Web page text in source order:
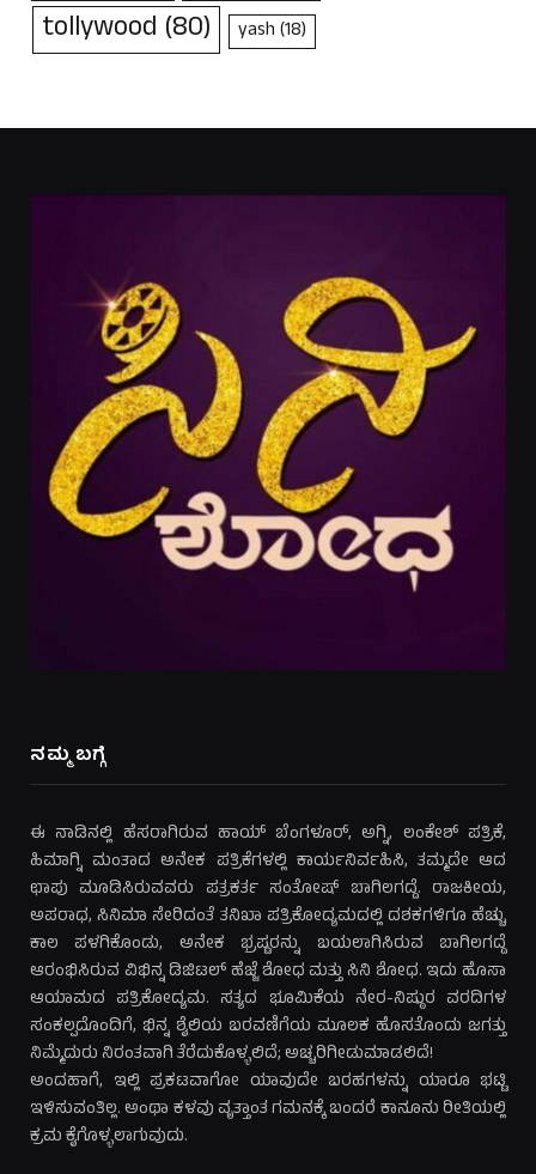
tollywood (80) yash(18)
ನಮ್ಮ ಬಗ್ಗೆ
ಈ ನಾಡಿನಲ್ಲಿ ಹೆಸರಾಗಿರುವ ಹಾಯ್ ಬೆಂಗಳೂರ್, ಅಗ್ನಿ, ಲಂಕೇಶ್ ಪತ್ರಿಕೆ,
ಹಿಮಾಗ್ನಿ ಮಂತಾದ ಅನೇಕ ಪತ್ರಿಕೆಗಳಲ್ಲಿ ಕಾರ್ಯನಿರ್ವಹಿಸಿ, ತಮ್ಮದೇ ಆದ
ಛಾಪು ಮೂಡಿಸಿರುವವರು ಪತ್ರಕರ್ತ ಸಂತೋಷ್ ಬಾಗಿಲಗದ್ದೆ. ರಾಜಕೀಯ,
ಅಪರಾಧ, ಸಿನಿಮಾ ಸೇರಿದಂತೆ ತನಿಖಾ ಪತ್ರಿಕೋದ್ಯಮದಲ್ಲಿ ದಶಕಗಳಿಗೂ ಹೆಚ್ಚು
ಕಾಲ ಪಳಗಿಕೊಂಡು, ಅನೇಕ ಭ್ರಷ್ಟರನ್ನು ಬಯಲಾಗಿಸಿರುವ ಬಾಗಿಲಗದ್ದೆ
ಆರಂಭಿಸಿರುವ ವಿಭಿನ್ನ ಡಿಜಿಟಲ್ ಹೆಜ್ಜೆ ಶೋಧ ಮತ್ತು ಸಿನಿ ಶೋಧ. ಇದು ಹೊಸಾ
ಆಯಾಮದ ಪತ್ರಿಕೋದ್ಯಮ. ಸತ್ಯದ ಭೂಮಿಕೆಯ ನೇರ-ನಿಷ್ಠುರ ವರದಿಗಳ
ಸಂಕಲ್ಪದೊಂದಿಗೆ, ಭಿನ್ನ ಶೈಲಿಯ ಬರವಣಿಗೆಯ ಮೂಲಕ ಹೊಸತೊಂದು ಜಗತ್ತು
ನಿಮ್ಮೆದುರು ನಿರಂತವಾಗಿ ತೆರೆದುಕೊಳ್ಳಲಿದೆ; ಅಚ್ಚರಿಗೀಡುಮಾಡಲಿದೆ!
ಅಂದಹಾಗೆ, ಇಲ್ಲಿ ಪ್ರಕಟವಾಗೋ ಯಾವುದೇ ಬರಹಗಳನ್ನು ಯಾರೂ ಭಟ್ಟಿ
ಇಳಿಸುವಂತಿಲ್ಲ. ಅಂಥಾ ಕಳವು ವೃತ್ತಾಂತ ಗಮನಕ್ಕೆ ಬಂದರೆ ಕಾನೂನು ರೀತಿಯಲ್ಲಿ
ಕ್ರಮ ಕೈಗೊಳ್ಳಲಾಗುವುದು.